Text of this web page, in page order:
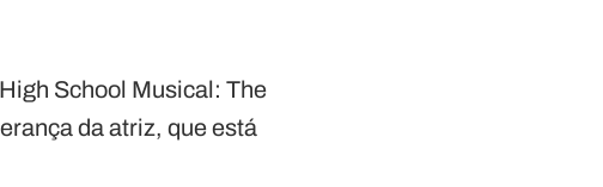
School Musical: The
da atriz, que está